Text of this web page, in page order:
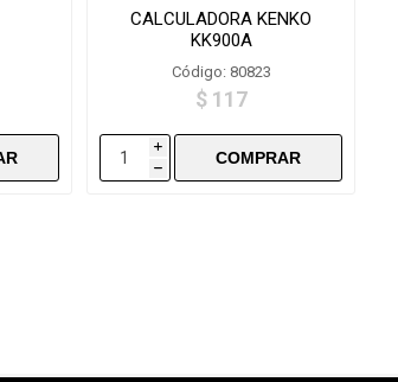
CALCULADORA KENKO
KK900A
Código: 80823
$ 117
i
h